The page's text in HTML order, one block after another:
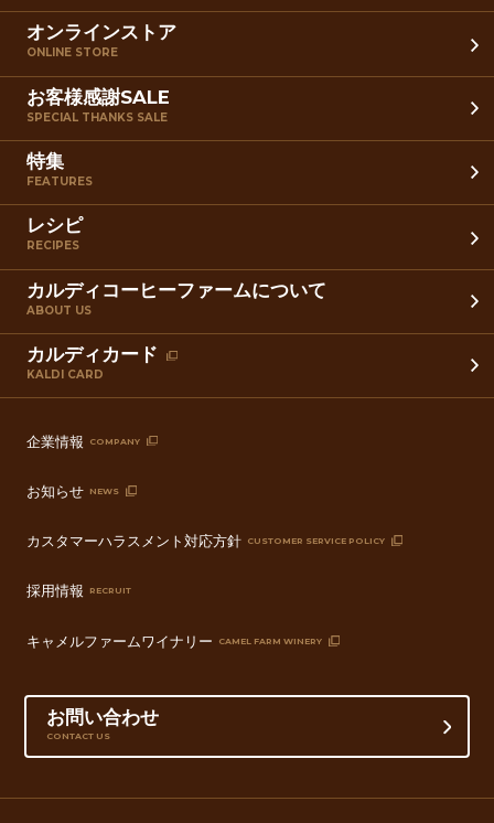
オンラインストア
ONLINE STORE
お客様感謝SALE
SPECIAL THANKS SALE
特集
FEATURES
レシピ
RECIPES
カルディコーヒーファームについて
ABOUT US
カルディカード
KALDI CARD
企業情報 COMPANY
お知らせ NEWS
カスタマーハラスメント対応方針 CUSTOMER SERVICE POLICY
採用情報 RECRUIT
キャメルファームワイナリー CAMEL FARM WINERY
お問い合わせ
CONTACT US